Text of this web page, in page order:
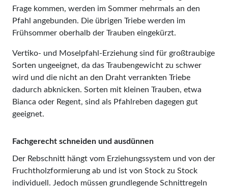
Frage kommen, werden im Sommer mehrmals an den
Pfahl angebunden. Die übrigen Triebe werden im
Frühsommer oberhalb der Trauben eingekürzt.
Vertiko- und Moselpfahl-Erziehung sind für großtraubige
Sorten ungeeignet, da das Traubengewicht zu schwer
wird und die nicht an den Draht verrankten Triebe
dadurch abknicken. Sorten mit kleinen Trauben, etwa
Bianca oder Regent, sind als Pfahlreben dagegen gut
geeignet.
Fachgerecht schneiden und ausdünnen
Der Rebschnitt hängt vom Erziehungssystem und von der
Fruchtholzformierung ab und ist von Stock zu Stock
individuell. Jedoch müssen grundlegende Schnittregeln